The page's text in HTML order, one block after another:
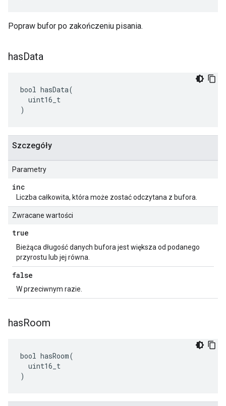
Popraw bufor po zakończeniu pisania.
hasData
bool hasData(
  uint16_t
)
Szczegóły
Parametry
inc
Liczba całkowita, która może zostać odczytana z bufora.
Zwracane wartości
true
Bieżąca długość danych bufora jest większa od podanego
przyrostu lub jej równa.
false
W przeciwnym razie.
hasRoom
bool hasRoom(
  uint16_t
)